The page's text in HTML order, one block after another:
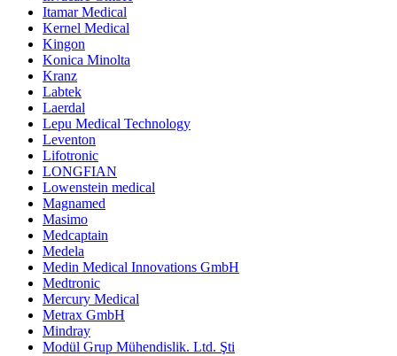
Itamar Medical
Kernel Medical
Kingon
Konica Minolta
Kranz
Labtek
Laerdal
Lepu Medical Technology
Leventon
Lifotronic
LONGFIAN
Lowenstein medical
Magnamed
Masimo
Medcaptain
Medela
Medin Medical Innovations GmbH
Medtronic
Mercury Medical
Metrax GmbH
Mindray
Modül Grup Mühendislik. Ltd. Şti